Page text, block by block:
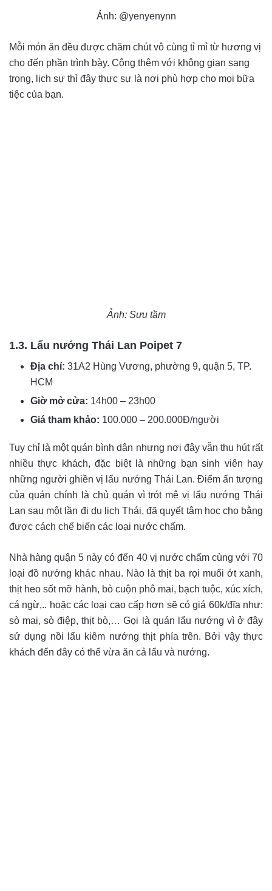
Ảnh: @yenyenynn
Mỗi món ăn đều được chăm chút vô cùng tỉ mỉ từ hương vị
cho đến phần trình bày. Cộng thêm với không gian sang
trọng, lịch sự thì đây thực sự là nơi phù hợp cho mọi bữa
tiệc của bạn.
Ảnh: Sưu tầm
1.3. Lẩu nướng Thái Lan Poipet 7
Địa chỉ: 31A2 Hùng Vương, phường 9, quận 5, TP.
HCM
Giờ mở cửa: 14h00 – 23h00
Giá tham khảo: 100.000 – 200.000Đ/người
Tuy chỉ là một quán bình dân nhưng nơi đây vẫn thu hút rất
nhiều thực khách, đặc biệt là những bạn sinh viên hay
những người ghiền vị lẩu nướng Thái Lan. Điểm ấn tượng
của quán chính là chủ quán vì trót mê vị lẩu nướng Thái
Lan sau một lần đi du lịch Thái, đã quyết tâm học cho bằng
được cách chế biến các loại nước chấm.
Nhà hàng quận 5 này có đến 40 vị nước chấm cùng với 70
loại đồ nướng khác nhau. Nào là thịt ba rọi muối ớt xanh,
thịt heo sốt mỡ hành, bò cuộn phô mai, bạch tuộc, xúc xích,
cá ngừ,.. hoặc các loại cao cấp hơn sẽ có giá 60k/đĩa như:
sò mai, sò điệp, thịt bò,… Gọi là quán lẩu nướng vì ở đây
sử dụng nồi lẩu kiêm nướng thịt phía trên. Bởi vậy thực
khách đến đây có thể vừa ăn cả lẩu và nướng.